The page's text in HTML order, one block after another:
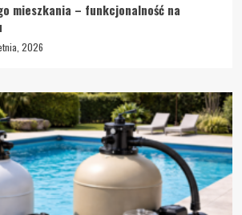
mieszkania – funkcjonalność na
2026